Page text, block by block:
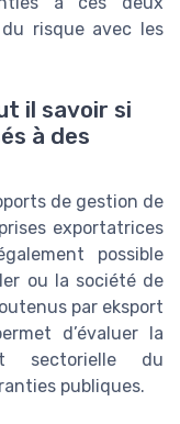
risque avec les
il savoir si
à des
de gestion de
exportatrices
possible
ou la société de
par eksport
d’évaluer la
sectorielle du
publiques.